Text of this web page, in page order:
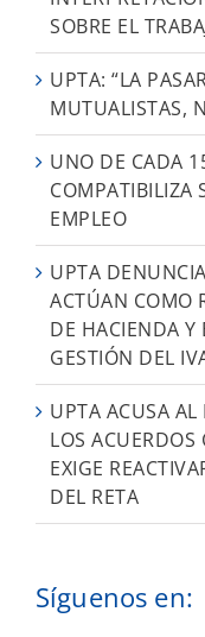
SOBRE EL
UPTA: “LA
MUTUALISTAS,
UNO DE CADA
COMPATIBILIZA
EMPLEO
UPTA
ACTÚAN COMO
DE HACIENDA Y
GESTIÓN DEL
UPTA ACUSA
LOS
EXIGE
DEL RETA
Síguenos en: